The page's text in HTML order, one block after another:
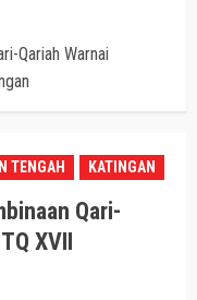
Qariah Warnai
TENGAH KATINGAN
Qari-
XVII